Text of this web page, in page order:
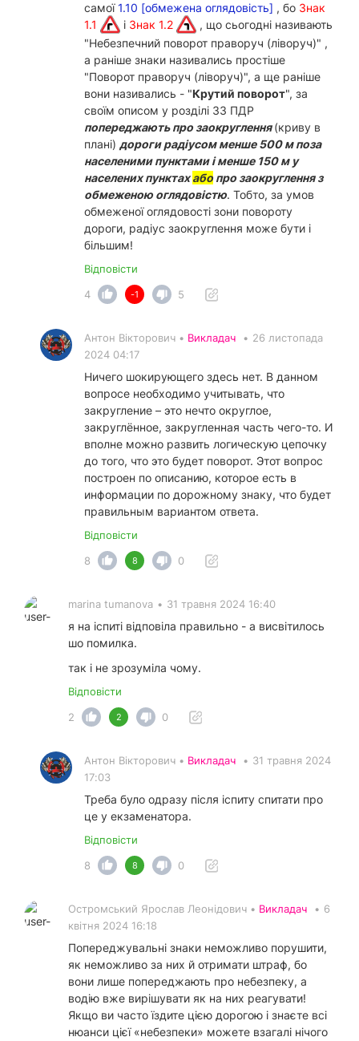
самої1.10 [обмежена оглядовість] , бо Знак
1.1
і Знак 1.2
, що сьогодні називають
"Небезпечний поворот праворуч (ліворуч)" ,
а раніше знаки називались простіше
"Поворот праворуч (ліворуч)", а ще раніше
вони називались - "Крутий поворот", за
своїм описом у розділі 33 ПДР
попереджають про заокруглення(криву в
плані) дороги радіусом менше 500 м поза
населеними пунктами і менше 150 м у
населених пунктахабо про заокруглення з
обмеженою оглядовістю. Тобто, за умов
обмеженої оглядовості зони повороту
дороги, радіус заокруглення може бути і
більшим!
Відповісти
4
-1 5
Антон Вікторович • Викладач • 26 листопада
2024 04:17
Ничего шокирующего здесь нет. В данном
вопросе необходимо учитывать, что
закругление – это нечто округлое,
закруглённое, закругленная часть чего-то. И
вполне можно развить логическую цепочку
до того, что это будет поворот. Этот вопрос
построен по описанию, которое есть в
информации по дорожному знаку, что будет
правильным вариантом ответа.
Відповісти
8
8 0
marina tumanova • 31 травня 2024 16:40
я на іспиті відповіла правильно - а висвітилось
шо помилка.
так і не зрозуміла чому.
Відповісти
2
2 0
Антон Вікторович • Викладач • 31 травня 2024
17:03
Треба було одразу після іспиту спитати про
це у екзаменатора.
Відповісти
8
8 0
Остромський Ярослав Леонідович • Викладач • 6
квітня 2024 16:18
Попереджувальні знаки неможливо порушити,
як неможливо за них й отримати штраф, бо
вони лише попереджають про небезпеку, а
водію вже вирішувати як на них реагувати!
Якщо ви часто їздите цією дорогою і знаєте всі
нюанси цієї «небезпеки» можете взагалі нічого